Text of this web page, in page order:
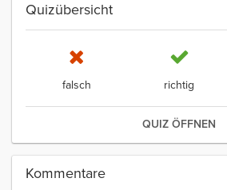
Quizübersicht
falsch richtig
QUIZ ÖFFNEN
Kommentare